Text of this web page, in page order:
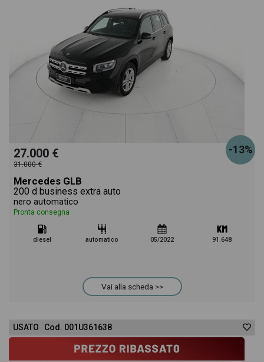
-13%
27.000 €
31.000 €
Mercedes GLB
200 d business extra auto
nero automatico
Pronta consegna
diesel automatico 05/2022 91.648
Vai alla scheda >>
USATO Cod. 001U361638